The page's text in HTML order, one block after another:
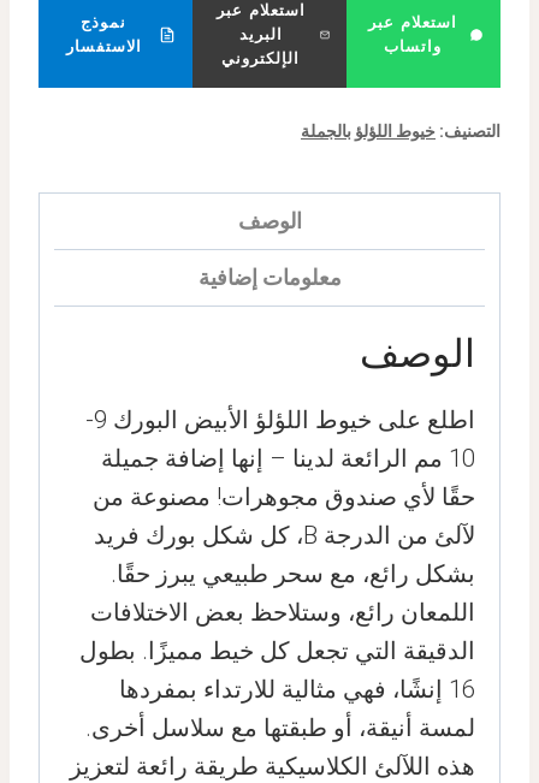
استعلام عبر
واتساب
استعلام عبر
البريد
الإلكتروني
نموذج
الاستفسار
التصنيف: خيوط اللؤلؤ بالجملة
الوصف
معلومات إضافية
الوصف
اطلع على خيوط اللؤلؤ الأبيض البورك 9-
10 مم الرائعة لدينا – إنها إضافة جميلة
حقًا لأي صندوق مجوهرات! مصنوعة من
لآلئ من الدرجة B، كل شكل بورك فريد
بشكل رائع، مع سحر طبيعي يبرز حقًا.
اللمعان رائع، وستلاحظ بعض الاختلافات
الدقيقة التي تجعل كل خيط مميزًا. بطول
16 إنشًا، فهي مثالية للارتداء بمفردها
لمسة أنيقة، أو طبقتها مع سلاسل أخرى.
هذه اللآلئ الكلاسيكية طريقة رائعة لتعزيز